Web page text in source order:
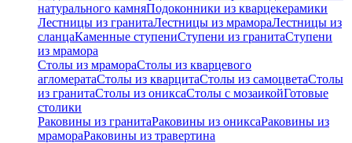
натурального камняПодоконники из кварцекерамики
Лестницы из гранитаЛестницы из мрамораЛестницы из
сланцаКаменные ступениСтупени из гранитаСтупени
из мрамора
Столы из мрамораСтолы из кварцевого
агломератаСтолы из кварцитаСтолы из самоцветаСтолы
из гранитаСтолы из ониксаСтолы с мозаикойГотовые
столики
Раковины из гранитаРаковины из ониксаРаковины из
мрамораРаковины из травертина